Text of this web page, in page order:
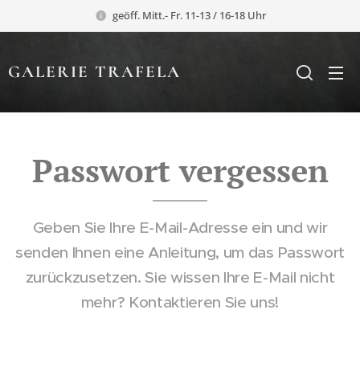
geöff. Mitt.- Fr. 11-13 / 16-18 Uhr
GALERIE TRAFELA
Passwort vergessen
Geben Sie Ihre E-Mail-Adresse ein und wir
senden Ihnen eine Anleitung, um das Passwort
zurückzusetzen. Sie wissen Ihre E-Mail nicht
mehr? Kontaktieren Sie uns!